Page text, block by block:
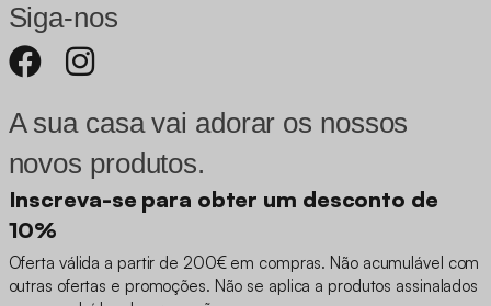
Siga-nos
A sua casa vai adorar os nossos
novos produtos.
Inscreva-se para obter um desconto de
10%
Oferta válida a partir de 200€ em compras. Não acumulável com
outras ofertas e promoções. Não se aplica a produtos assinalados